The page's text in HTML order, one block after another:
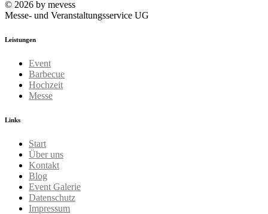
© 2026 by mevess
Messe- und Veranstaltungsservice UG
Leistungen
Event
Barbecue
Hochzeit
Messe
Links
Start
Über uns
Kontakt
Blog
Event Galerie
Datenschutz
Impressum